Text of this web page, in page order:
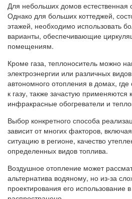
Для небольших домов естественная
Однако для больших коттеджей,
этажей, необходимо использовать
варианты, обеспечивающие
помещениям.
Кроме газа, теплоноситель можно
электроэнергии или различных
автономного отопления в домах, где
к газу, также зачастую применяются
инфракрасные обогреватели и
Выбор конкретного способа
зависит от многих факторов,
ситуацию в регионе, качество
определенных видов топлива.
Воздушное отопление может
альтернатива водяному, но из-за
проектирования его использование